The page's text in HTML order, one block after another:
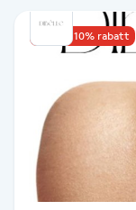
IPL hårborttagning
IR-massage
Japansk massage
Upp till 10% rabatt